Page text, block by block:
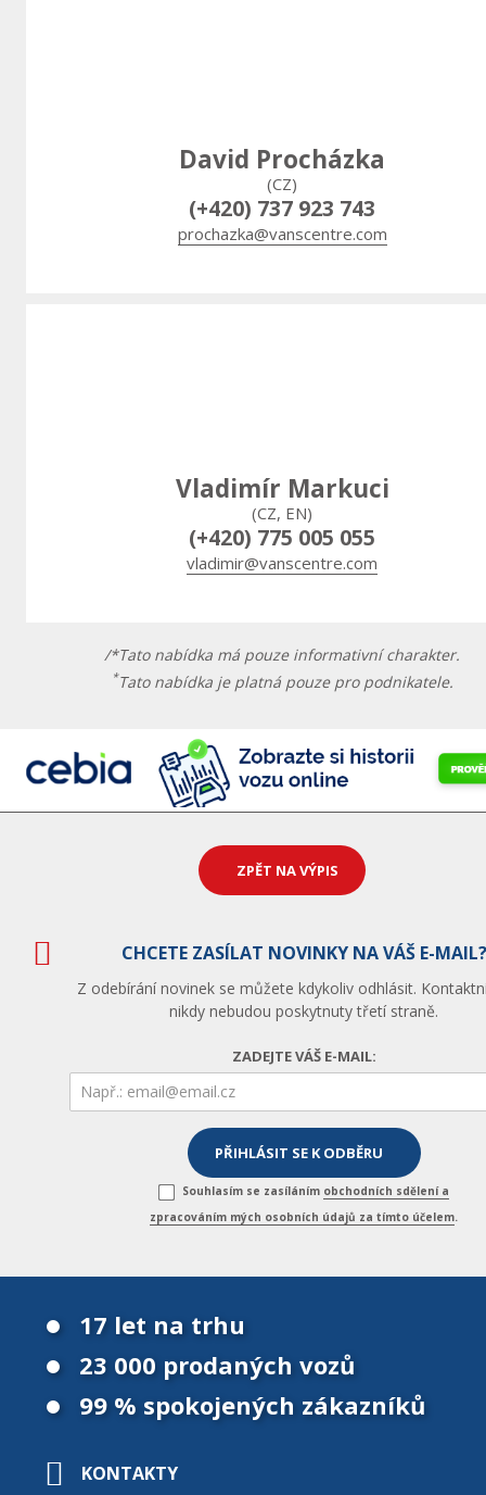
David Procházka
(CZ)
(+420) 737 923 743
prochazka@vanscentre.com
Vladimír Markuci
(CZ, EN)
(+420) 775 005 055
vladimir@vanscentre.com
/*Tato nabídka má pouze informativní charakter.
*Tato nabídka je platná pouze pro podnikatele.
ZPĚT NA VÝPIS
CHCETE ZASÍLAT NOVINKY NA VÁŠ E-MAIL?
Z odebírání novinek se můžete kdykoliv odhlásit.
nikdy nebudou poskytnuty třetí straně.
ZADEJTE VÁŠ E-MAIL:
Souhlasím se zasíláním obchodních sdělení a
zpracováním mých osobních údajů za tímto účelem.
17 let na trhu
23 000 prodaných vozů
99 % spokojených zákazníků
KONTAKTY